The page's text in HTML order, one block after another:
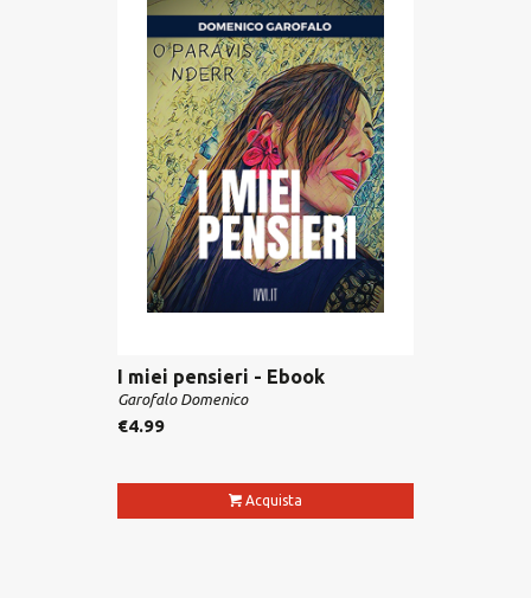
I miei pensieri - Ebook
Garofalo Domenico
€4.99
Acquista